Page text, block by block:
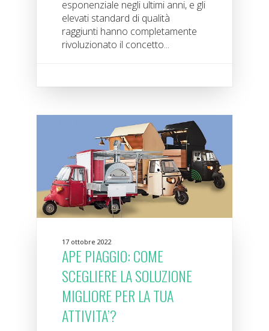
esponenziale negli ultimi anni, e gli
elevati standard di qualità
raggiunti hanno completamente
rivoluzionato il concetto...
17 ottobre 2022
APE PIAGGIO: COME
SCEGLIERE LA SOLUZIONE
MIGLIORE PER LA TUA
ATTIVITA’?